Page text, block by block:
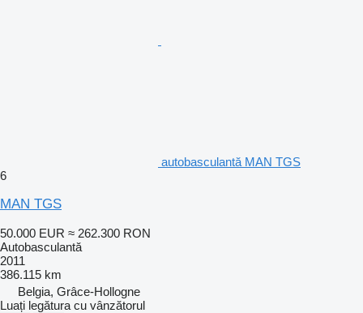
autobasculantă MAN TGS
6
MAN TGS
50.000 EUR ≈ 262.300 RON
Autobasculantă
2011
386.115 km
Belgia, Grâce-Hollogne
Luați legătura cu vânzătorul